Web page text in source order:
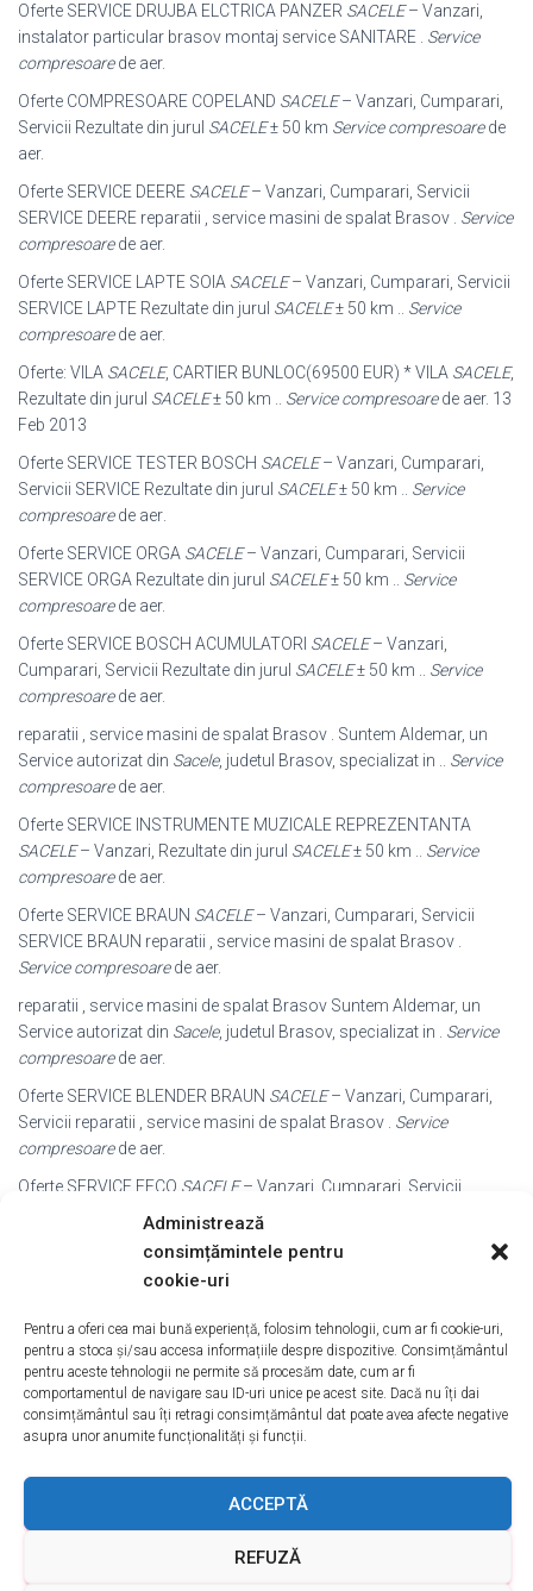
Administrează
consimțămintele pentru
cookie-uri
Pentru a oferi cea mai bună experiență, folosim tehnologii, cum ar fi cookie-uri,
pentru a stoca și/sau accesa informațiile despre dispozitive. Consimțământul
pentru aceste tehnologii ne permite să procesăm date, cum ar fi
comportamentul de navigare sau ID-uri unice pe acest site. Dacă nu îți dai
consimțământul sau îți retragi consimțământul dat poate avea afecte negative
asupra unor anumite funcționalități și funcții.
ACCEPTĂ
REFUZĂ
Oferte SERVICE DRUJBA ELCTRICA PANZER SACELE– Vanzari,
instalator particular brasov montaj service SANITARE . Service
compresoarede aer.
Oferte COMPRESOARE COPELAND SACELE– Vanzari, Cumparari,
Servicii Rezultate din jurul SACELE± 50 km Service compresoarede
aer.
Oferte SERVICE DEERE SACELE– Vanzari, Cumparari, Servicii
SERVICE DEERE reparatii , service masini de spalat Brasov . Service
compresoarede aer.
Oferte SERVICE LAPTE SOIA SACELE– Vanzari, Cumparari, Servicii
SERVICE LAPTE Rezultate din jurul SACELE± 50 km .. Service
compresoarede aer.
Oferte: VILA SACELE, CARTIER BUNLOC(69500 EUR) * VILA SACELE,
Rezultate din jurul SACELE± 50 km .. Service compresoarede aer. 13
Feb 2013
Oferte SERVICE TESTER BOSCH SACELE– Vanzari, Cumparari,
Servicii SERVICE Rezultate din jurul SACELE± 50 km .. Service
compresoarede aer
Oferte SERVICE ORGA SACELE– Vanzari, Cumparari, Servicii
SERVICE ORGA Rezultate din jurul SACELE± 50 km .. Service
compresoarede aer.
Oferte SERVICE BOSCH ACUMULATORI SACELE– Vanzari,
Cumparari, Servicii Rezultate din jurul SACELE± 50 km .. Service
compresoarede aer.
reparatii , service masini de spalat Brasov . Suntem Aldemar, un
Service autorizat din Sacele, judetul Brasov, specializat in .. Service
compresoarede aer.
Oferte SERVICE INSTRUMENTE MUZICALE REPREZENTANTA
SACELE– Vanzari, Rezultate din jurul SACELE± 50 km .. Service
compresoarede aer.
Oferte SERVICE BRAUN SACELE– Vanzari, Cumparari, Servicii
SERVICE BRAUN reparatii , service masini de spalat Brasov .
Service compresoarede aer.
reparatii , service masini de spalat Brasov Suntem Aldemar, un
Service autorizat din Sacele, judetul Brasov, specializat in . Service
compresoarede aer.
Oferte SERVICE BLENDER BRAUN SACELE– Vanzari, Cumparari,
Servicii reparatii , service masini de spalat Brasov . Service
compresoarede aer.
Oferte SERVICE EFCO SACELE– Vanzari, Cumparari, Servicii
SERVICE EFCO reparatii , service masini de spalat Brasov .
Oferte SERVICE LUXORSACELE
compresoarede aer.
Oferte ATOMIZOR SOLO SERVICESACELE – Vanzari, Cumparari,
Servicii reparatii , service masini de spalat Brasov .Service
compresoarede aer.
COMPRESOR OMA Rezultate din jurul
Oferte CHILLER CONDENSATOR RACIT AER